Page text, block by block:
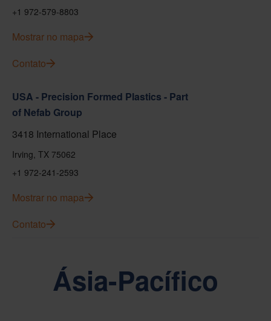
+1 972-579-8803
Mostrar no mapa
Contato
USA - Precision Formed Plastics - Part
of Nefab Group
3418 International Place
Irving, TX 75062
+1 972-241-2593
Mostrar no mapa
Contato
Ásia-Pacífico